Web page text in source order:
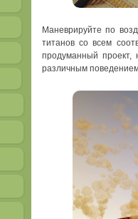
Маневрируйте по
титанов со всем
продуманный проект,
различным